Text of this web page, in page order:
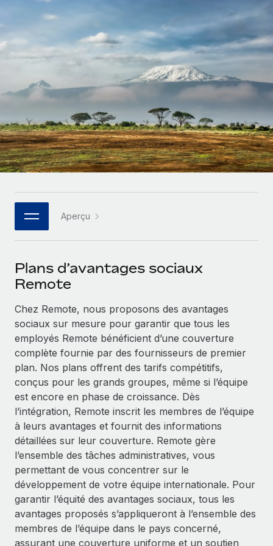
Gestion des freelances
Intégrez et gérez vos freelances partout dans le monde
PEO
Sous-traitez les opérations complexes liées à l’emploi
INFRASTRUCTURE
Intégration Remote
Intégrez vos RH aux flux de travail en toute simplicité
Plateforme
Des fonctions RH clés intégrées pour votre équipe
Connectez n'importe quel outil d’IA à Remote grâce à
notre MCP
Rationalisez vos processus avec des outils essentiels
SERVICES
Demandez aux experts
Recevez des conseils d’experts sur les RH à
l’international et la conformité
Contrôles d’antécédents
Simplifiez vos processus de présélection des
candidats
Remote Watchtower
Gardez un temps d’avance sur les risques en
matière de conformité
Gestion des appareils
Achetez et suivez vos équipements informatiques
dans le monde entier
Examinez notre service par rapport aux autres
Start-ups
Des solutions agiles et internationales pour les RH et la
paie des entreprises en pleine croissance
Entreprises intermédiaires
Développez vos équipes avec des solutions RH sur
mesure
Entreprise
Les RH à l’international pour les grandes entreprises
Partenaires stratégiques de la tech
Intégrez les RH à l’international de manière flexible
Devenir partenaire
Explorez avec nous vos opportunités de partenariat
Remote Build
Bientôt disponible
Conseil en intégrations et automatisations assistées par
ÉTUDES DE CAS
Comment Weaviate, l'as de l'IA, a développé
ses effectifs de 120 % avec Remote
Weaviate en bref Weaviate crée des infrastructures open
source et AI-first. Sa mission est...
En savoir plus
pays
Calculateur de paiement des freelances
Découvrez les devises disponibles et les vitesses de
paiement pour vos freelances internationaux
Recherche et guides
Études de cas
Checklists et modèles
Descriptions de postes
Événements
Données sur les salaires et les talents
Centre de ressources
Obtenir de l’aide
Voir toutes les ressources
BLOG
Paie multipays
EOR et PEO
Gestion des freelances
Français
Deutsch
Italiano
Português (Portugal)
日本語
한국어
Aperçu
Plans d’avantages sociaux
Remote
Chez Remote, nous proposons des avantages
sociaux sur mesure pour garantir que tous les
employés Remote bénéficient d’une couverture
complète fournie par des fournisseurs de premier
plan. Nos plans offrent des tarifs compétitifs,
conçus pour les grands groupes, même si l’équipe
est encore en phase de croissance. Dès
l’intégration, Remote inscrit les membres de l’équipe
à leurs avantages et fournit des informations
détaillées sur leur couverture. Remote gère
l’ensemble des tâches administratives, vous
permettant de vous concentrer sur le
développement de votre équipe internationale. Pour
garantir l’équité des avantages sociaux, tous les
avantages proposés s’appliqueront à l’ensemble des
membres de l’équipe dans le pays concerné,
assurant une couverture uniforme et un soutien